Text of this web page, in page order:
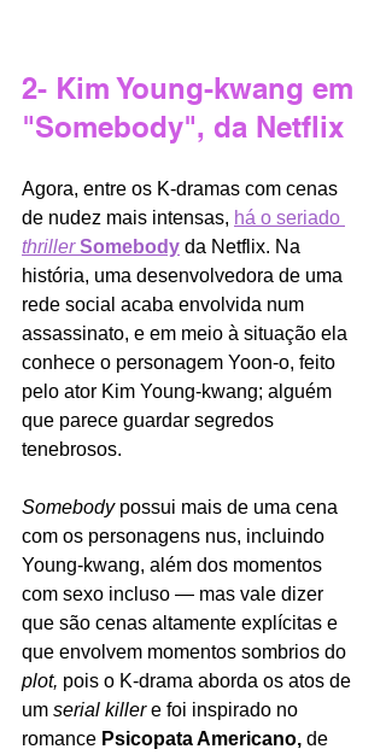
2- Kim Young-kwang em
"Somebody", da Netflix
Agora, entre os K-dramas com cenas
de nudez mais intensas, há o seriado
thriller Somebody da Netflix. Na
história, uma desenvolvedora de uma
rede social acaba envolvida num
assassinato, e em meio à situação ela
conhece o personagem Yoon-o, feito
pelo ator Kim Young-kwang; alguém
que parece guardar segredos
tenebrosos.
Somebody possui mais de uma cena
com os personagens nus, incluindo
Young-kwang, além dos momentos
com sexo incluso — mas vale dizer
que são cenas altamente explícitas e
que envolvem momentos sombrios do
plot, pois o K-drama aborda os atos de
um serial killer e foi inspirado no
romance Psicopata Americano, de